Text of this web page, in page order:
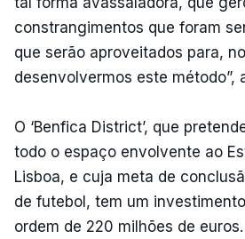
constrangimentos que foram
que serão aproveitados para,
desenvolvermos este método”,
O ‘Benfica District’, que
todo o espaço envolvente ao
Lisboa, e cuja meta de
de futebol, tem um
ordem de 220 milhões de euros.